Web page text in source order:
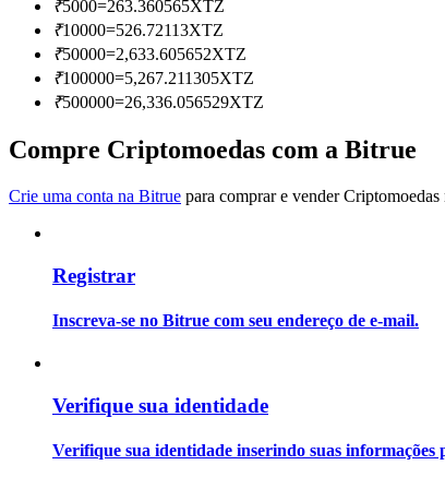
Torne-se um Trader de Cópias
Desfrute da partilha de lucros e comissões de copy trading
Informação
Análise de big data, incluindo informações comerciais,
₹5000=263.360565XTZ
₹10000=526.72113XTZ
₹50000=2,633.605652XTZ
₹100000=5,267.211305XTZ
₹500000=26,336.056529XTZ
Compre Criptomoedas com a Bitrue
Crie uma conta na Bitrue para comprar e vender
Registrar
Inscreva-se no Bitrue com seu endereço de e-mail.
Verifique sua identidade
Verifique sua identidade inserindo suas informações